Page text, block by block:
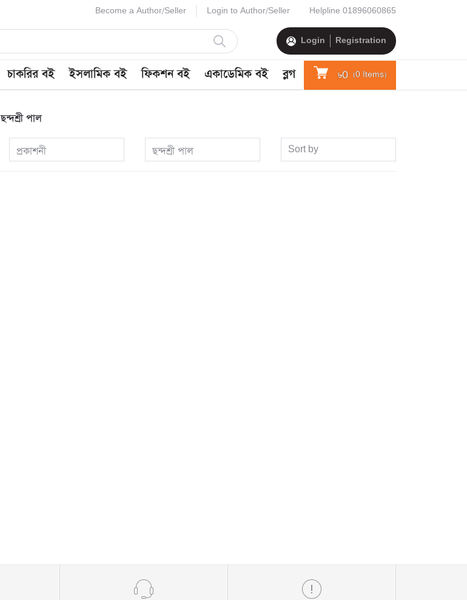
Become a Author/Seller Login to Author/Seller Helpline 01896060865
Login Registration
চাকরির বই ইসলামিক বই ফিকশন বই একাডেমিক বই ব্লগ ৳0 (0 Items)
ছন্দশ্রী পাল
প্রকাশনী ছন্দশ্রী পাল Sort by